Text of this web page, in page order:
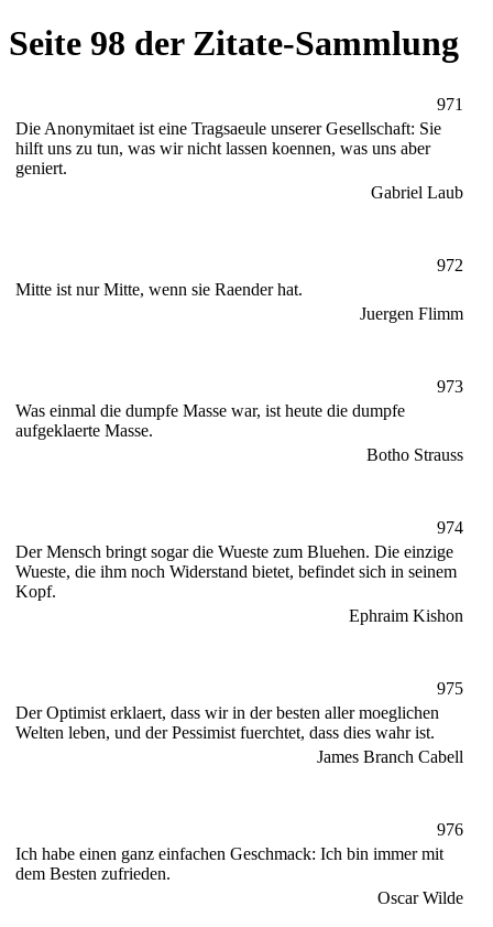
Seite 98 der Zitate-Sammlung
971
Die Anonymitaet ist eine Tragsaeule unserer Gesellschaft: Sie
hilft uns zu tun, was wir nicht lassen koennen, was uns aber
geniert.
Gabriel Laub
972
Mitte ist nur Mitte, wenn sie Raender hat.
Juergen Flimm
973
Was einmal die dumpfe Masse war, ist heute die dumpfe
aufgeklaerte Masse.
Botho Strauss
974
Der Mensch bringt sogar die Wueste zum Bluehen. Die einzige
Wueste, die ihm noch Widerstand bietet, befindet sich in seinem
Kopf.
Ephraim Kishon
975
Der Optimist erklaert, dass wir in der besten aller moeglichen
Welten leben, und der Pessimist fuerchtet, dass dies wahr ist.
James Branch Cabell
976
Ich habe einen ganz einfachen Geschmack: Ich bin immer mit
dem Besten zufrieden.
Oscar Wilde